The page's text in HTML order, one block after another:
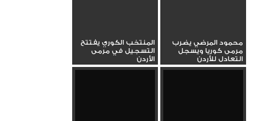
محمود المرضي يضرب
مرمى كوريا ويسجل
التعادل للأردن
المنتخب الكوري يفتتح
التسجيل في مرمى
الأردن